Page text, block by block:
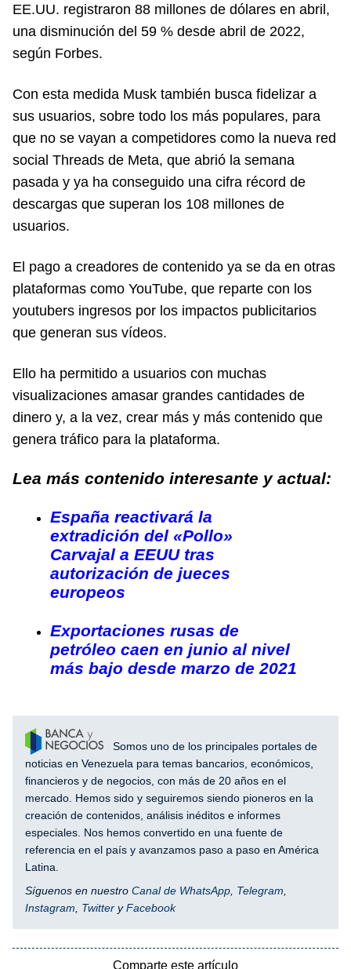
EE.UU. registraron 88 millones de dólares en abril,
una disminución del 59 % desde abril de 2022,
según Forbes.
Con esta medida Musk también busca fidelizar a
sus usuarios, sobre todo los más populares, para
que no se vayan a competidores como la nueva red
social Threads de Meta, que abrió la semana
pasada y ya ha conseguido una cifra récord de
descargas que superan los 108 millones de
usuarios.
El pago a creadores de contenido ya se da en otras
plataformas como YouTube, que reparte con los
youtubers ingresos por los impactos publicitarios
que generan sus vídeos.
Ello ha permitido a usuarios con muchas
visualizaciones amasar grandes cantidades de
dinero y, a la vez, crear más y más contenido que
genera tráfico para la plataforma.
Lea más contenido interesante y actual:
España reactivará la
extradición del «Pollo»
Carvajal a EEUU tras
autorización de jueces
europeos
Exportaciones rusas de
petróleo caen en junio al nivel
más bajo desde marzo de 2021
Somos uno de los principales portales de
noticias en Venezuela para temas bancarios, económicos,
financieros y de negocios, con más de 20 años en el
mercado. Hemos sido y seguiremos siendo pioneros en la
creación de contenidos, análisis inéditos e informes
especiales. Nos hemos convertido en una fuente de
referencia en el país y avanzamos paso a paso en América
Latina.
Síguenos en nuestro Canal de WhatsApp Telegram
Instagram
Twitter yFacebook
Comparte este artículo